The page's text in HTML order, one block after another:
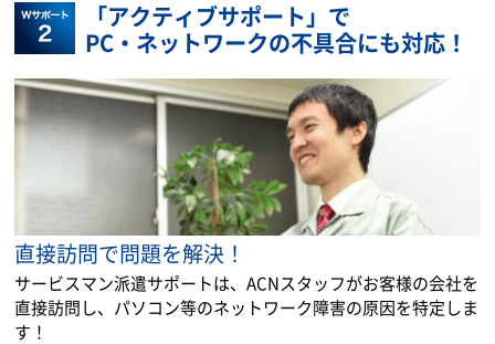
「アクティブサポート」で
PC・ネットワークの不具合にも対応！
直接訪問で問題を解決！
サービスマン派遣サポートは、ACNスタッフがお客様の会社を
直接訪問し、パソコン等のネットワーク障害の原因を特定しま
す！